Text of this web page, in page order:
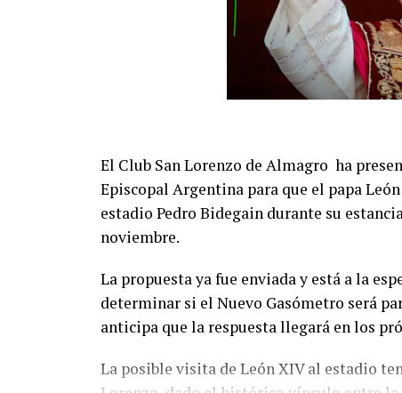
El Club San Lorenzo de Almagro ha
Episcopal Argentina para que el papa
estadio Pedro Bidegain durante su
noviembre.
La propuesta ya fue enviada y está a la
determinar si el Nuevo Gasómetro será
anticipa que la respuesta llegará en los
La posible visita de León XIV al estadio